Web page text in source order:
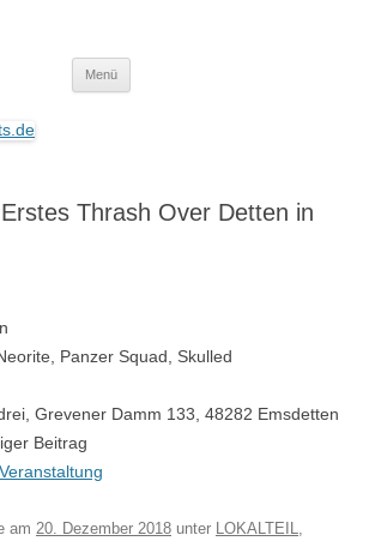
Menü
Thrash Over Detten in
Panzer Squad, Skulled
Grevener Damm 133, 48282 Emsdetten
Beitrag
am 20. Dezember 2018 unter LOKALTEIL,